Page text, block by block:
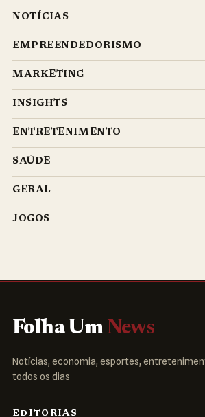
NOTÍCIAS
EMPREENDEDORISMO
MARKETING
INSIGHTS
ENTRETENIMENTO
SAÚDE
GERAL
JOGOS
Folha Um News
Notícias, economia, esportes,
todos os dias
EDITORIAS